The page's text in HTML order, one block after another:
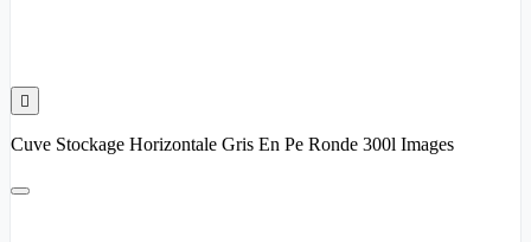

Cuve Stockage Horizontale Gris En Pe Ronde 300l Images